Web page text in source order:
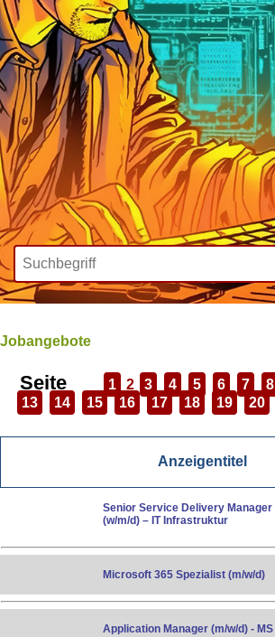
Wir bieten
Jobangebote
Seite 1 2 3 4 5 6 7 8
13
14 15 16 17 18 19 20
Anzeigentitel
Senior Service Delivery Manager
(w/m/d) – IT Infrastruktur
Microsoft 365 Spezialist (m/w/d)
Application Manager (m/w/d) - MS